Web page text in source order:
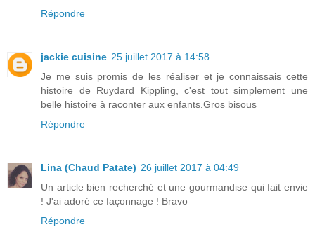
Répondre
jackie cuisine 25 juillet 2017 à 14:58
Je me suis promis de les réaliser et je connaissais cette
histoire de Ruydard Kippling, c'est tout simplement une
belle histoire à raconter aux enfants.Gros bisous
Répondre
Lina (Chaud Patate) 26 juillet 2017 à 04:49
Un article bien recherché et une gourmandise qui fait envie
! J'ai adoré ce façonnage ! Bravo
Répondre